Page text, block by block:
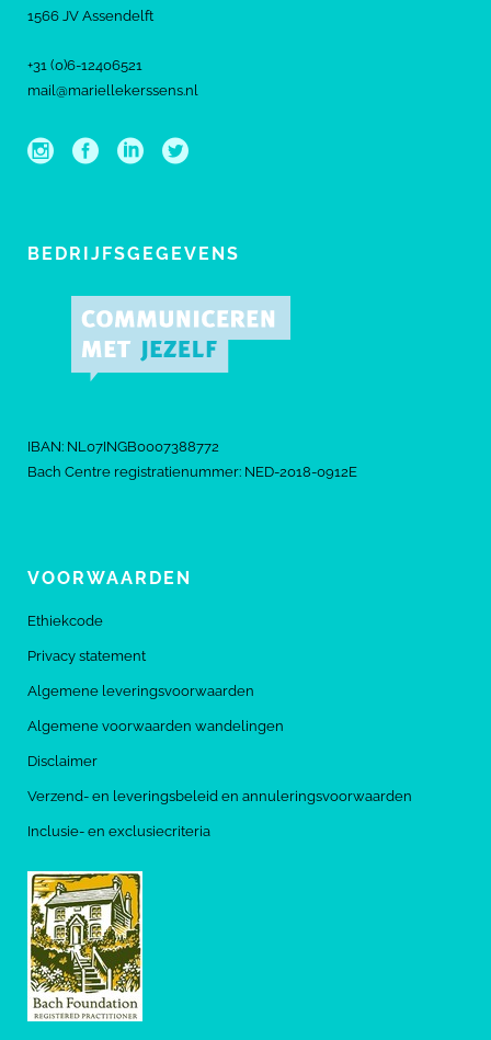
1566 JV Assendelft
+31 (0)6-12406521
mail@mariellekerssens.nl
BEDRIJFSGEGEVENS
IBAN: NL07INGB0007388772
Bach Centre registratienummer: NED-2018-0912E
VOORWAARDEN
Ethiekcode
Privacy statement
Algemene leveringsvoorwaarden
Algemene voorwaarden wandelingen
Disclaimer
Verzend- en leveringsbeleid en annuleringsvoorwaarden
Inclusie- en exclusiecriteria